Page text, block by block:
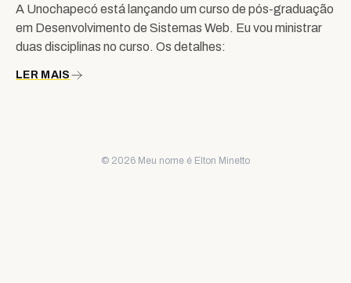
A Unochapecó está lançando um curso de pós-graduação
em Desenvolvimento de Sistemas Web. Eu vou ministrar
duas disciplinas no curso. Os detalhes:
LER MAIS
© 2026 Meu nome é Elton Minetto